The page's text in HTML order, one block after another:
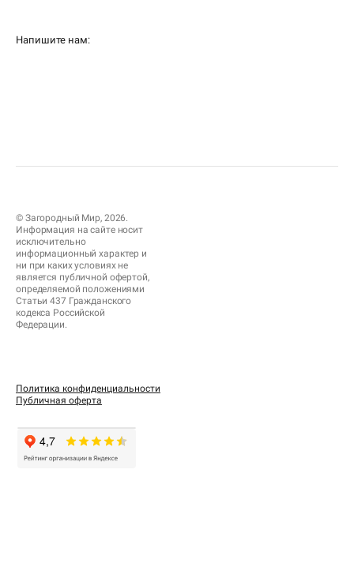
Напишите нам:
© Загородный Мир, 2026.
Информация на сайте носит
исключительно
информационный характер и
ни при каких условиях не
является публичной офертой,
определяемой положениями
Статьи 437 Гражданского
кодекса Российской
Федерации.
Политика конфиденциальности
Публичная оферта